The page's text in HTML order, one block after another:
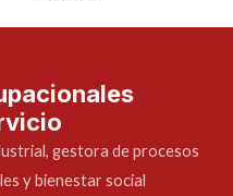
gestora de procesos
y bienestar social